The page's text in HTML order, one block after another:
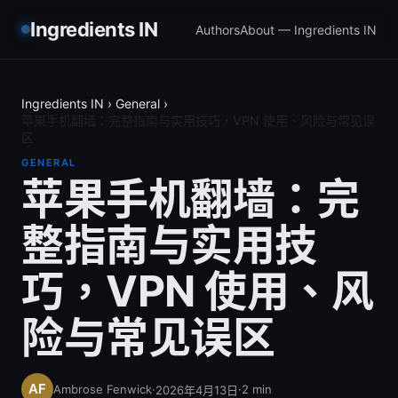
Ingredients IN AuthorsAbout — Ingredients IN
Ingredients IN › General ›
GENERAL
苹果手机翻墙：完
整指南与实用技
巧，VPN 使用、风
险与常见误区
Ambrose Fenwick·2026年4月13日·2 min